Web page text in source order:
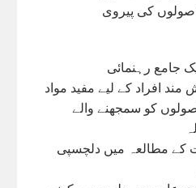
کی پیروی
جامع رہنمائی
افراد کے لیے مفید مواد
کو سمجھنے والے
کے مطالعہ میں دلچسپی